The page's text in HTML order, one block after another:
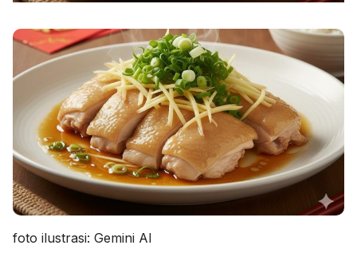
foto ilustrasi: Gemini AI